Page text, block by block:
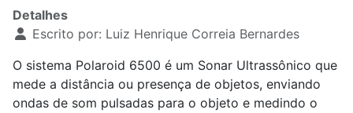
Detalhes
Escrito por: Luiz Henrique Correia Bernardes
O sistema Polaroid 6500 é um Sonar Ultrassônico que
mede a distância ou presença de objetos, enviando
ondas de som pulsadas para o objeto e medindo o